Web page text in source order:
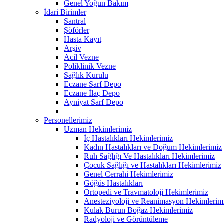
Genel Yoğun Bakım
İdari Birimler
Santral
Şöförler
Hasta Kayıt
Arşiv
Acil Vezne
Poliklinik Vezne
Sağlık Kurulu
Eczane Sarf Depo
Eczane İlaç Depo
Ayniyat Sarf Depo
Personellerimiz
Uzman Hekimlerimiz
İç Hastalıkları Hekimlerimiz
Kadın Hastalıkları ve Doğum Hekimlerimiz
Ruh Sağlığı Ve Hastalıkları Hekimlerimiz
Çocuk Sağlığı ve Hastalıkları Hekimlerimiz
Genel Cerrahi Hekimlerimiz
Göğüs Hastalıkları
Ortopedi ve Travmatoloji Hekimlerimiz
Anesteziyoloji ve Reanimasyon
Kulak Burun Boğaz Hekimlerimiz
Radyoloji ve Görüntüleme